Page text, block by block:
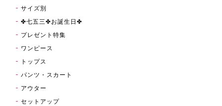
サイズ別
✤七五三✤お誕生日✤
プレゼント特集
ワンピース
トップス
パンツ・スカート
アウター
セットアップ